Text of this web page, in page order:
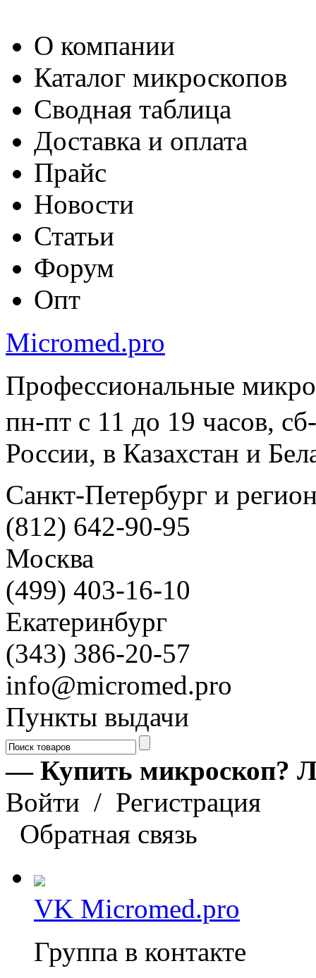
О компании
Каталог микроскопов
Сводная таблица
Доставка и оплата
Прайс
Новости
Статьи
Форум
Опт
Micromed.pro
Профессиональные
пн-пт с 11 до 19 часов,
России, в Казахстан и
Санкт-Петербург и
(812) 642-90-95
Москва
(499) 403-16-10
Екатеринбург
(343) 386-20-57
info@micromed.pro
Пункты выдачи
— Купить микроскоп?
Войти / Регистрация
Обратная связь
VK Micromed.pro
Группа в контакте